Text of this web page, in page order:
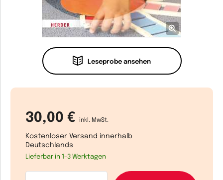
Leseprobe ansehen
30,00 € inkl. MwSt.
Kostenloser Versand innerhalb
Deutschlands
Lieferbar in 1-3 Werktagen